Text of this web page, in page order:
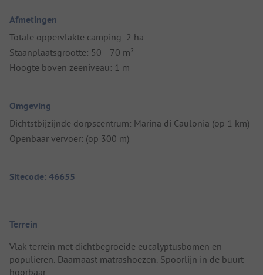
Afmetingen
Totale oppervlakte camping: 2 ha
Staanplaatsgrootte: 50 - 70 m²
Hoogte boven zeeniveau: 1 m
Omgeving
Dichtstbijzijnde dorpscentrum: Marina di Caulonia (op 1 km)
Openbaar vervoer: (op 300 m)
Sitecode: 46655
Terrein
Vlak terrein met dichtbegroeide eucalyptusbomen en
populieren. Daarnaast matrashoezen. Spoorlijn in de buurt
hoorbaar.